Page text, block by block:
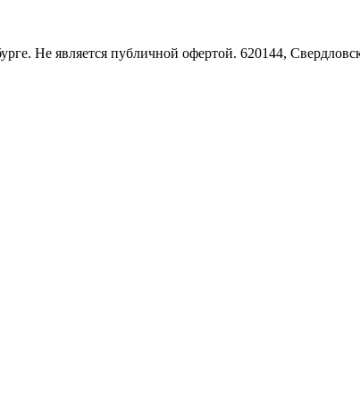
Не является публичной офертой. 620144,